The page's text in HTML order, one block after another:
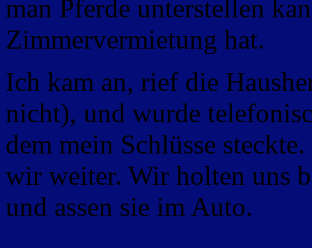
man Pferde unterstellen
Zimmervermietung hat.
Ich kam an, rief die
nicht), und wurde
dem mein Schlüsse
wir weiter. Wir holten uns
und assen sie im Auto.